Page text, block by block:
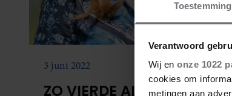
Toestemming
Verantwoord
Wij en onze 1022
cookies om
metingen aan
3 juni 2022
ZO VIERDE ALEXIA HET